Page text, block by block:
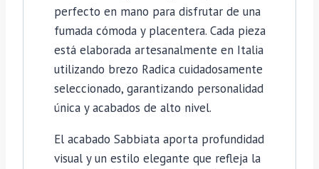
perfecto en mano para disfrutar de una
fumada cómoda y placentera. Cada pieza
está elaborada artesanalmente en Italia
utilizando brezo Radica cuidadosamente
seleccionado, garantizando personalidad
única y acabados de alto nivel.
El acabado Sabbiata aporta profundidad
visual y un estilo elegante que refleja la